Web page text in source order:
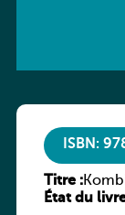
ISBN:
Titre :
État du